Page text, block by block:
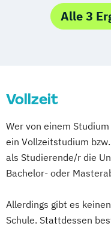
Alle 3
Vollzeit
Wer von einem
ein Vollzeitstudium
als Studierende/r die
Bachelor- oder
Allerdings gibt es
Schule. Stattdessen